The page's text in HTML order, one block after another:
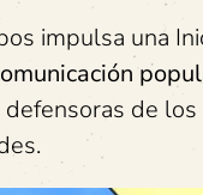
impulsa una
defensoras de